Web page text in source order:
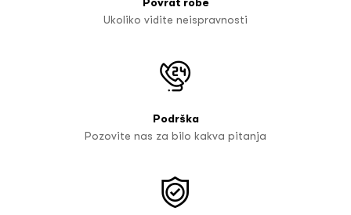
Povrat robe
Ukoliko vidite neispravnosti
Podrška
Pozovite nas za bilo kakva pitanja